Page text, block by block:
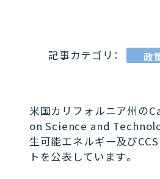
記事カテゴリ： 政
米国カリフォルニア州の
on Science and
生可能エネルギー及び
トを公表しています。